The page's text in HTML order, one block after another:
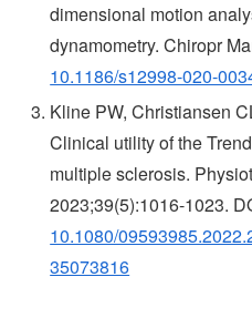
dimensional motion
dynamometry. Chiropr
10.1186/s12998-020-
Kline PW, Christiansen
Clinical utility of the
multiple sclerosis.
2023;39(5):1016-1023.
10.1080/
35073816